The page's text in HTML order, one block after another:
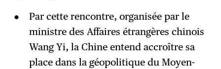
Par cette rencontre, organisée par le
ministre des Affaires étrangères chinois
Wang Yi, la Chine entend accroître sa
place dans la géopolitique du Moyen-